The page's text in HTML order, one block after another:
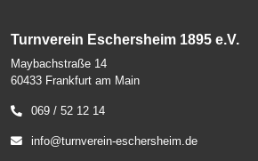
Turnverein Eschersheim 1895 e.V.
Maybachstraße 14
60433 Frankfurt am Main
069 / 52 12 14
info@turnverein-eschersheim.de